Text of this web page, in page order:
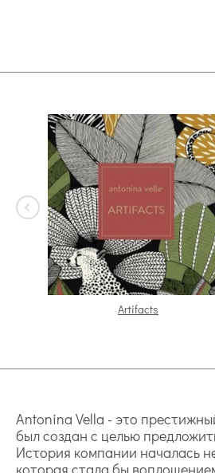
Artifacts
Antonina Vella - это
был создан с целью
История компании началась
которая стала бы